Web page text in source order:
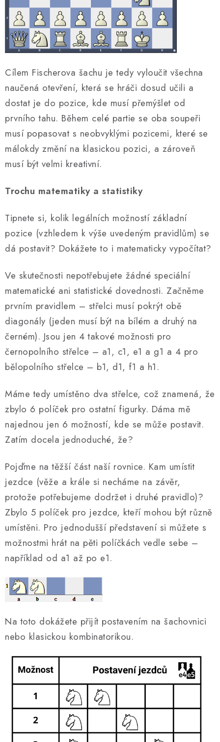
Cílem Fischerova šachu je tedy vyloučit všechna
naučená otevření, která se hráči dosud učili a
dostat je do pozice, kde musí přemýšlet od
prvního tahu. Během celé partie se oba soupeři
musí popasovat s neobvyklými pozicemi, které se
málokdy změní na klasickou pozici, a zároveň
musí být velmi kreativní.
Trochu matematiky a statistiky
Tipnete si, kolik legálních možností základní
pozice (vzhledem k výše uvedeným pravidlům) se
dá postavit? Dokážete to i matematicky vypočítat?
Ve skutečnosti nepotřebujete žádné speciální
matematické ani statistické dovednosti. Začněme
prvním pravidlem – střelci musí pokrýt obě
diagonály (jeden musí být na bílém a druhý na
černém). Jsou jen 4 takové možnosti pro
černopolního střelce – a1, c1, e1 a g1 a 4 pro
bělopolního střelce – b1, d1, f1 a h1.
Máme tedy umístěno dva střelce, což znamená, že
zbylo 6 políček pro ostatní figurky. Dáma mě
najednou jen 6 možností, kde se může postavit.
Zatím docela jednoduché, že?
Pojďme na těžší část naší rovnice. Kam umístit
jezdce (věže a krále si necháme na závěr,
protože potřebujeme dodržet i druhé pravidlo)?
Zbylo 5 políček pro jezdce, kteří mohou být různě
umístěni. Pro jednodušší představení si můžete s
možnostmi hrát na pěti políčkách vedle sebe –
například od a1 až po e1.
Na toto dokážete přijít postavením na šachovnici
nebo klasickou kombinatorikou.